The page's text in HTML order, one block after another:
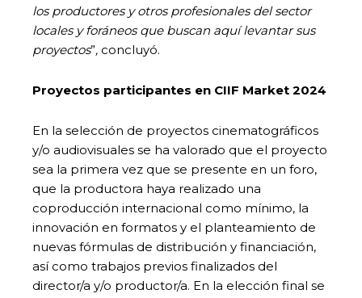
los productores y otros profesionales del sector
locales y foráneos que buscan aquí levantar sus
proyectos”, concluyó.
Proyectos participantes en CIIF Market 2024
En la selección de proyectos cinematográficos
y/o audiovisuales se ha valorado que el proyecto
sea la primera vez que se presente en un foro,
que la productora haya realizado una
coproducción internacional como mínimo, la
innovación en formatos y el planteamiento de
nuevas fórmulas de distribución y financiación,
así como trabajos previos finalizados del
director/a y/o productor/a. En la elección final se